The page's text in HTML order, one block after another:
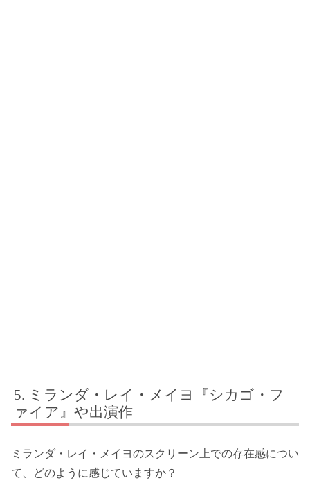
ミランダ・レイ・メイヨ『シカゴ・フ
ァイア』や出演作
ミランダ・レイ・メイヨのスクリーン上での存在感につい
て、どのように感じていますか？